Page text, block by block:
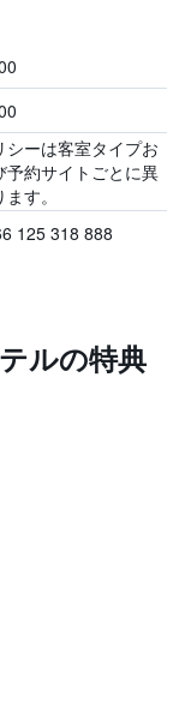
シーは客室タイプお
予約サイトごとに異
す。
125 318 888
ルの特典